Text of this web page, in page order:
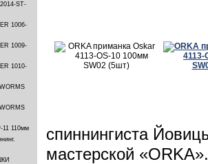
ST-
1006-
1009-
1010-
11 110мм
спиннингиста
мастерской